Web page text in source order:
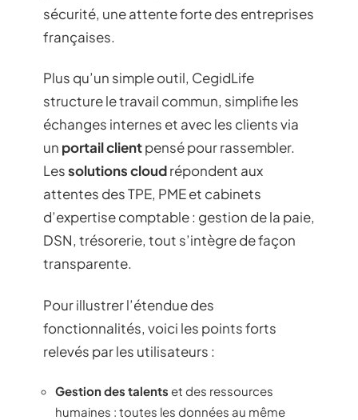
sécurité, une attente forte des entreprises
françaises.
Plus qu’un simple outil, CegidLife
structure le travail commun, simplifie les
échanges internes et avec les clients via
un portail clientpensé pour rassembler.
Lessolutions cloudrépondent aux
attentes des TPE, PME et cabinets
d’expertise comptable : gestion de la paie,
DSN, trésorerie, tout s’intègre de façon
transparente.
Pour illustrer l’étendue des
fonctionnalités, voici les points forts
relevés par les utilisateurs :
Gestion des talents et des ressources
humaines : toutes les données au même